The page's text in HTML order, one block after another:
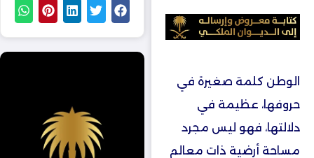
الوطن كلمة صغيرة في
حروفها، عظيمة في
دلالتها، فهو ليس مجرد
مساحة أرضية ذات معالم